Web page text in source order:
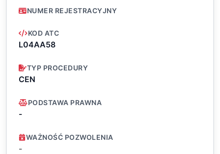
NUMER REJESTRACYJNY
KOD ATC
L04AA58
TYP PROCEDURY
CEN
PODSTAWA PRAWNA
-
WAŻNOŚĆ POZWOLENIA
-